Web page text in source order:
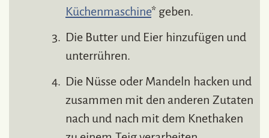
Küchenmaschine* geben.
Die Butter und Eier hinzufügen und
unterrühren.
Die Nüsse oder Mandeln hacken und
zusammen mit den anderen Zutaten
nach und nach mit dem Knethaken